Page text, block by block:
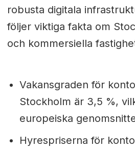
robusta digitala
följer viktiga fakta om
och kommersiella
Vakansgraden för
Stockholm är 3,5 %,
europeiska
Hyrespriserna för